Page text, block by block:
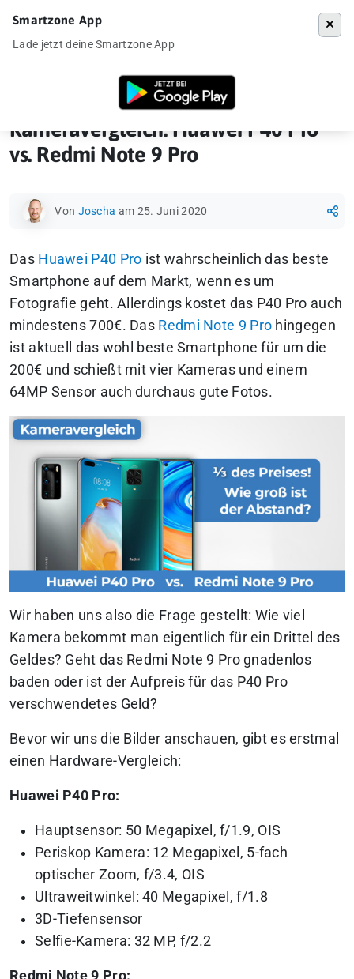
Ankündigung Kameravergleiche
Kameravergleich: Huawei P40 Pro
vs. Redmi Note 9 Pro
Von Joscha am 25. Juni 2020
Das Huawei P40 Pro ist wahrscheinlich das beste
Smartphone auf dem Markt, wenn es um
Fotografie geht. Allerdings kostet das P40 Pro auch
mindestens 700€. Das Redmi Note 9 Pro hingegen
ist aktuell das wohl beste Smartphone für um die
200€ und schießt mit vier Kameras und einem
64MP Sensor auch durchaus gute Fotos.
Wir haben uns also die Frage gestellt: Wie viel
Kamera bekommt man eigentlich für ein Drittel des
Geldes? Geht das Redmi Note 9 Pro gnadenlos
baden oder ist der Aufpreis für das P40 Pro
verschwendetes Geld?
Bevor wir uns die Bilder anschauen, gibt es erstmal
einen Hardware-Vergleich:
Huawei P40 Pro:
Hauptsensor: 50 Megapixel, f/1.9, OIS
Periskop Kamera: 12 Megapixel, 5-fach
optischer Zoom, f/3.4, OIS
Ultraweitwinkel: 40 Megapixel, f/1.8
3D-Tiefensensor
Selfie-Kamera: 32 MP, f/2.2
Smartzone App
Lade jetzt deine Smartzone App